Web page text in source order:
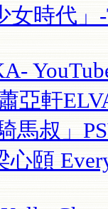
女時代」
亞軒
馬叔」
心頤